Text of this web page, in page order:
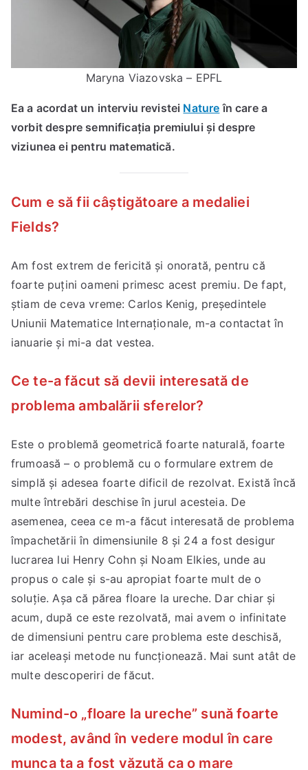
Maryna Viazovska – EPFL
Ea a acordat un interviu revistei Nature în care a
vorbit despre semnificația premiului și despre
viziunea ei pentru matematică.
Cum e să fii câștigătoare a medaliei
Fields?
Am fost extrem de fericită și onorată, pentru că
foarte puțini oameni primesc acest premiu. De fapt,
știam de ceva vreme: Carlos Kenig, președintele
Uniunii Matematice Internaționale, m-a contactat în
ianuarie și mi-a dat vestea.
Ce te-a făcut să devii interesată de
problema ambalării sferelor?
Este o problemă geometrică foarte naturală, foarte
frumoasă – o problemă cu o formulare extrem de
simplă și adesea foarte dificil de rezolvat. Există încă
multe întrebări deschise în jurul acesteia. De
asemenea, ceea ce m-a făcut interesată de problema
împachetării în dimensiunile 8 și 24 a fost desigur
lucrarea lui Henry Cohn și Noam Elkies, unde au
propus o cale și s-au apropiat foarte mult de o
soluție. Așa că părea floare la ureche. Dar chiar și
acum, după ce este rezolvată, mai avem o infinitate
de dimensiuni pentru care problema este deschisă,
iar aceleași metode nu funcționează. Mai sunt atât de
multe descoperiri de făcut.
Numind-o „floare la ureche” sună foarte
modest, având în vedere modul în care
munca ta a fost văzută ca o mare